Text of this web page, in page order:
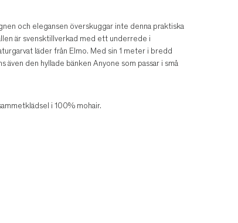
och elegansen överskuggar inte denna praktiska
är svensktillverkad med ett underrede i
läder från Elmo. Med sin 1 meter i bredd
den hyllade bänken Anyone som passar i små
i 100% mohair.